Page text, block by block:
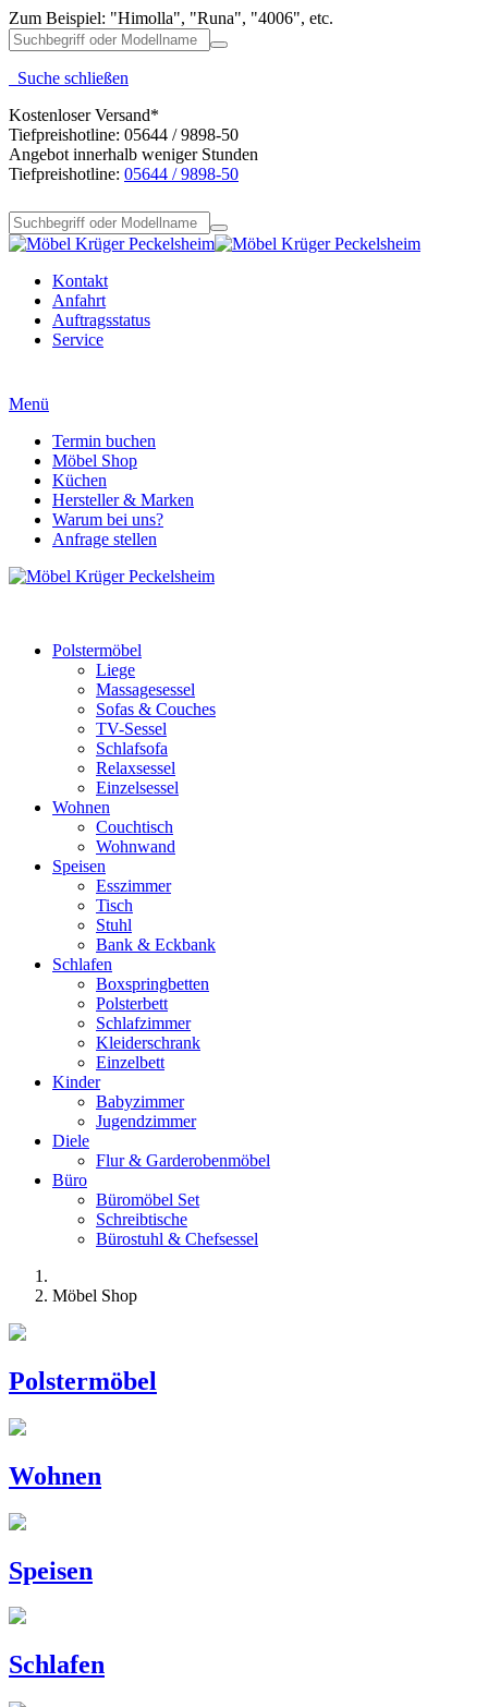
Zum Beispiel: "Himolla", "Runa", "4006", etc.
Suche schließen
Kostenloser Versand*
Tiefpreishotline: 05644 / 9898-50
Angebot innerhalb weniger Stunden
Tiefpreishotline: 05644 / 9898-50
Kontakt
Anfahrt
Auftragsstatus
Service
Menü
Termin buchen
Möbel Shop
Küchen
Hersteller & Marken
Warum bei uns?
Anfrage stellen
Polstermöbel
Liege
Massagesessel
Sofas & Couches
TV-Sessel
Schlafsofa
Relaxsessel
Einzelsessel
Wohnen
Couchtisch
Wohnwand
Speisen
Esszimmer
Tisch
Stuhl
Bank & Eckbank
Schlafen
Boxspringbetten
Polsterbett
Schlafzimmer
Kleiderschrank
Einzelbett
Kinder
Babyzimmer
Jugendzimmer
Diele
Flur & Garderobenmöbel
Büro
Büromöbel Set
Schreibtische
Bürostuhl & Chefsessel
Möbel Shop
Polstermöbel
Wohnen
Speisen
Schlafen